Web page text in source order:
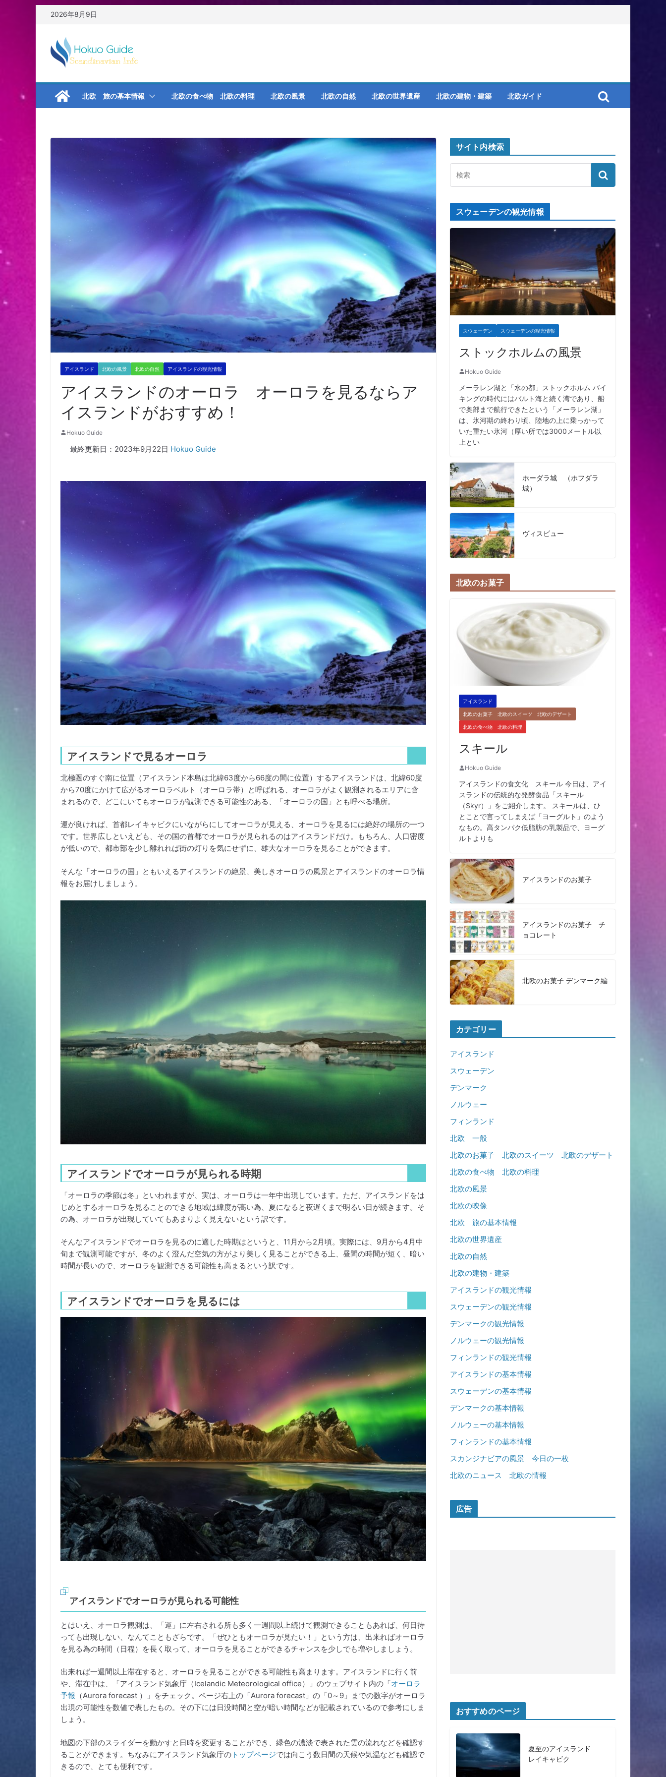
ス
2026年8月9日
北欧 旅の基本情報 北欧の食べ物 北欧の料理 北欧の風景 北欧の自然 北欧の世界遺産 北欧の建物・建築 北欧ガイド
アイスランド 北欧の風景 北欧の自然 アイスランドの観光情報
アイスランドのオーロラ オーロラを見るならア
イスランドがおすすめ！
Hokuo Guide
最終更新日：2023年9月22日 Hokuo Guide
アイスランドで見るオーロラ
北極圏のすぐ南に位置（アイスランド本島は北緯63度から66度の間に位置）するアイスランドは、北緯60度
から70度にかけて広がるオーロラベルト（オーロラ帯）と呼ばれる、オーロラがよく観測されるエリアに含
まれるので、どこにいてもオーロラが観測できる可能性のある、「オーロラの国」とも呼べる場所。
運が良ければ、首都レイキャビクにいながらにしてオーロラが見える、オーロラを見るには絶好の場所の一つ
です。世界広しといえども、その国の首都でオーロラが見られるのはアイスランドだけ。もちろん、人口密度
が低いので、都市部を少し離れれば街の灯りを気にせずに、雄大なオーロラを見ることができます。
そんな「オーロラの国」ともいえるアイスランドの絶景、美しきオーロラの風景とアイスランドのオーロラ情
報をお届けしましょう。
アイスランドでオーロラが見られる時期
「オーロラの季節は冬」といわれますが、実は、オーロラは一年中出現しています。ただ、アイスランドをは
じめとするオーロラを見ることのできる地域は緯度が高い為、夏になると夜遅くまで明るい日が続きます。そ
の為、オーロラが出現していてもあまりよく見えないという訳です。
そんなアイスランドでオーロラを見るのに適した時期はというと、11月から2月頃。実際には、9月から4月中
旬まで観測可能ですが、冬のよく澄んだ空気の方がより美しく見ることができる上、昼間の時間が短く、暗い
時間が長いので、オーロラを観測できる可能性も高まるという訳です。
アイスランドでオーロラを見るには
アイスランドでオーロラが見られる可能性
とはいえ、オーロラ観測は、「運」に左右される所も多く一週間以上続けて観測できることもあれば、何日待
っても出現しない、なんてこともざらです。「ぜひともオーロラが見たい！」という方は、出来ればオーロラ
を見る為の時間（日程）を長く取って、オーロラを見ることができるチャンスを少しでも増やしましょう。
出来れば一週間以上滞在すると、オーロラを見ることができる可能性も高まります。アイスランドに行く前
や、滞在中は、「アイスランド気象庁（Icelandic Meteorological office）」のウェブサイト内の「オーロラ
予報 （Aurora forecast ）」をチェック。ページ右上の「Aurora forecast」の「0～9」までの数字がオーロラ
出現の可能性を数値で表したもの。その下には日没時間と空が暗い時間などが記載されているので参考にしま
しょう。
地図の下部のスライダーを動かすと日時を変更することができ、緑色の濃淡で表された雲の流れなどを確認す
ることができます。ちなみにアイスランド気象庁の トップページでは向こう数日間の天候や気温なども確認で
きるので、とても便利です。
サイト内検索
スウェーデンの観光情報
スウェーデン スウェーデンの観光情報
ストックホルムの風景
Hokuo Guide
メーラレン湖と「水の都」ストックホルム バイ
キングの時代にはバルト海と続く湾であり、船
で奥部まで航行できたという「メーラレン湖」
は、氷河期の終わり頃、陸地の上に乗っかって
いた重たい氷河（厚い所では3000メートル以
上とい
ホーダラ城 （ホフダラ
城）
ヴィスビュー
北欧のお菓子
アイスランド
北欧のお菓子 北欧のスイーツ 北欧のデザート
北欧の食べ物 北欧の料理
スキール
Hokuo Guide
アイスランドの食文化 スキール 今日は、アイ
スランドの伝統的な発酵食品「スキール
（Skyr）」をご紹介します。 スキールは、ひ
とことで言ってしまえば「ヨーグルト」のよう
なもの。高タンパク低脂肪の乳製品で、ヨーグ
ルトよりも
アイスランドのお菓子
アイスランドのお菓子 チ
ョコレート
北欧のお菓子 デンマーク編
カテゴリー
アイスランド
スウェーデン
デンマーク
ノルウェー
フィンランド
北欧 一般
北欧のお菓子 北欧のスイーツ 北欧のデザート
北欧の食べ物 北欧の料理
北欧の風景
北欧の映像
北欧 旅の基本情報
北欧の世界遺産
北欧の自然
北欧の建物・建築
アイスランドの観光情報
スウェーデンの観光情報
デンマークの観光情報
ノルウェーの観光情報
フィンランドの観光情報
アイスランドの基本情報
スウェーデンの基本情報
デンマークの基本情報
ノルウェーの基本情報
フィンランドの基本情報
スカンジナビアの風景 今日の一枚
北欧のニュース 北欧の情報
広告
おすすめのページ
夏至のアイスランド
レイキャビク